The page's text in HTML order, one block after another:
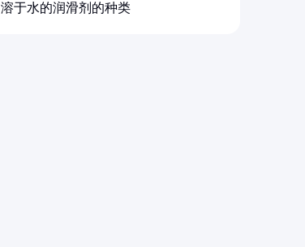
溶于水的润滑剂的种类